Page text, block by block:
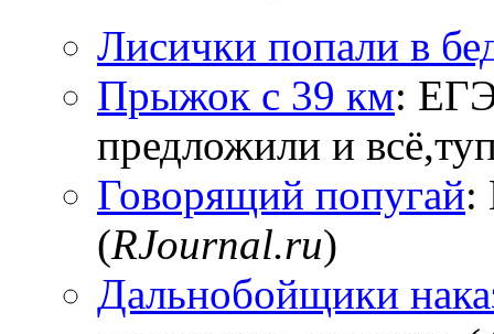
Лисички попали в
Прыжок с 39 км:
предложили и
Говорящий попугай:
(RJournal.ru)
Дальнобойщики